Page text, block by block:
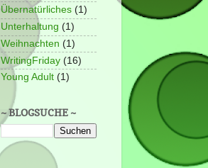
Übernatürliches (1)
Unterhaltung (1)
Weihnachten (1)
WritingFriday (16)
Young Adult (1)
~ BLOGSUCHE ~